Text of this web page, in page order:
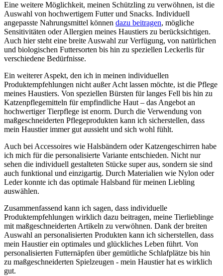
Eine weitere Möglichkeit, meinen Schützling zu verwöhnen, ist ⁤die
Auswahl von hochwertigem Futter und Snacks. Individuell⁤
angepasste Nahrungsmittel können ‌ dazu beitragen, mögliche
Sensitivitäten oder Allergien meines Haustiers ‌zu berücksichtigen.‌
Auch‌ hier steht eine breite Auswahl zur⁢ Verfügung, von natürlichen
⁢und biologischen Futtersorten bis ⁢hin ​zu speziellen‌ Leckerlis für
verschiedene Bedürfnisse.
Ein weiterer Aspekt, den ich⁣ in meinen individuellen
Produktempfehlungen nicht außer⁤ Acht lassen möchte, ist die‍ Pflege⁢
meines Haustiers. Von speziellen‌ Bürsten⁣ für langes Fell bis hin zu
Katzenpflegemitteln für empfindliche Haut – ⁤das Angebot ​an
hochwertiger⁤ Tierpflege ist enorm. Durch die Verwendung von
maßgeschneiderten Pflegeprodukten kann ich sicherstellen, dass
mein Haustier immer gut⁤ aussieht ‍und sich wohl fühlt.
Auch bei Accessoires⁢ wie Halsbändern oder Katzengeschirren ‌habe
ich mich für die ⁤personalisierte Variante entschieden.⁢ Nicht nur
‍sehen die individuell gestalteten Stücke super aus, sondern sie‌ sind
auch funktional und einzigartig. Durch Materialien ‍wie Nylon oder
Leder konnte ich das optimale Halsband​ für⁢ meinen Liebling
auswählen.
Zusammenfassend kann ⁣ich sagen, dass individuelle
Produktempfehlungen wirklich dazu‌ beitragen, meine ⁣Tierlieblinge
mit maßgeschneiderten Artikeln zu verwöhnen. Dank der breiten
Auswahl an personalisierten Produkten kann ⁣ich sicherstellen, dass
mein ‌Haustier⁣ ein optimales und glückliches ⁤Leben‌ führt. Von
personalisierten Futternäpfen über gemütliche ​Schlafplätze bis hin
zu maßgeschneiderten Spielzeugen ‍- mein Haustier ‍hat ⁤es wirklich
gut.